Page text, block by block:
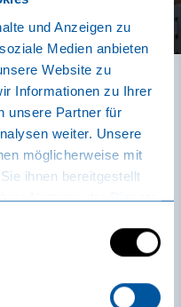
und Anzeigen zu
Medien anbieten
Website zu
Informationen zu Ihrer
unsere Partner für
weiter. Unsere
möglicherweise mit
ihnen bereitgestellt
Nutzung der Dienste
y répondons !